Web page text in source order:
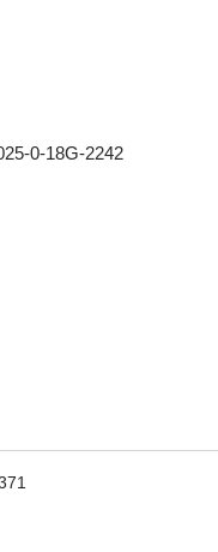
0-18G-2242